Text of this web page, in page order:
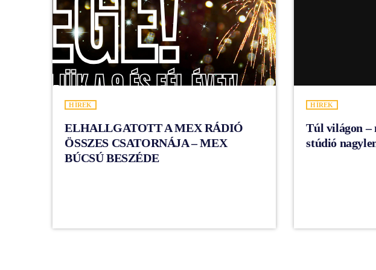
HÍREK
ELHALLGATOTT A MEX RÁDIÓ
ÖSSZES CSATORNÁJA – MEX
BÚCSÚ BESZÉDE
HÍREK
Túl világon –
stúdió